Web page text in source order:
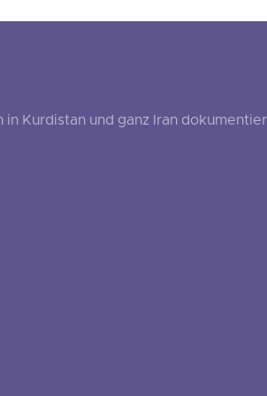
Kurdistan und ganz Iran